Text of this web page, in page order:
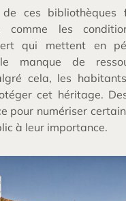
de ces
comme les
qui mettent en
manque de
cela, les
cet héritage.
pour numériser
à leur importance.